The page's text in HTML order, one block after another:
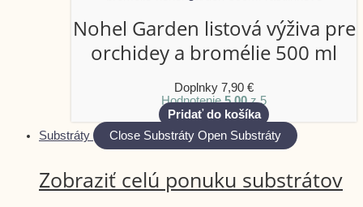
Nohel Garden listová výživa pre
orchidey a bromélie 500 ml
Doplnky 7,90 €
Hodnotenie5.00z 5
Pridať do košíka
Substráty
Close Substráty Open Substráty
Zobraziť celú ponuku substrátov